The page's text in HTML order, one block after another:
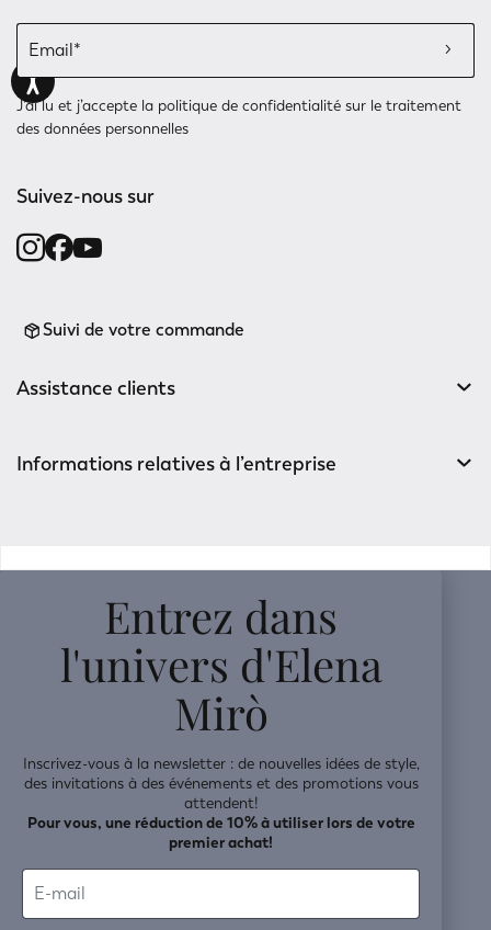
J’ai lu et j’accepte la politique de confidentialité sur le traitement
des données personnelles
Suivez-nous sur
Suivi de votre commande
Assistance clients
Informations relatives à l’entreprise
Entrez dans
l'univers d'Elena
Mirò
Inscrivez-vous à la newsletter : de nouvelles idées de style,
des invitations à des événements et des promotions vous
attendent!
Pour vous, une réduction de 10% à utiliser lors de votre
premier achat!